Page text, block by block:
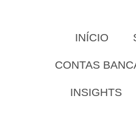
INÍCIO
CONTAS
INSIGHTS